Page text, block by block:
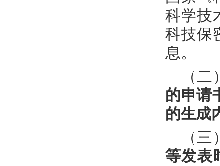
科学技
科技保
息。
（二
的申请
的生成
（
等发表